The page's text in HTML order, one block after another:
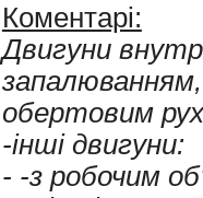
Коментарі:
Двигуни
обертовим
-iншi двигуни: